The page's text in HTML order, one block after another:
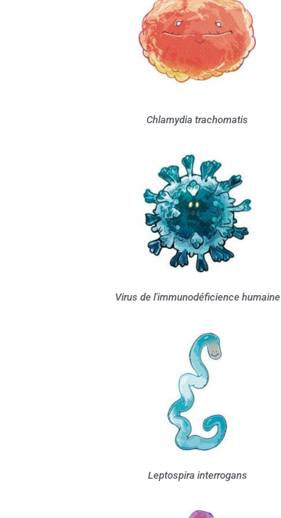
Chlamydia trachomatis
Virus de l'immunodéficience humaine
Leptospira interrogans